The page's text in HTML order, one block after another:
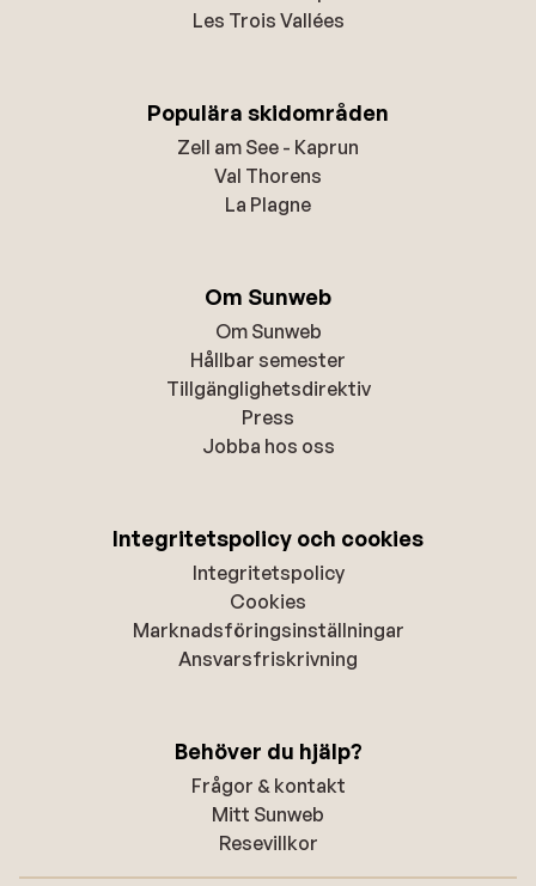
Les Trois Vallées
Populära skidområden
Zell am See - Kaprun
Val Thorens
La Plagne
Om Sunweb
Om Sunweb
Hållbar semester
Tillgänglighetsdirektiv
Press
Jobba hos oss
Integritetspolicy och cookies
Integritetspolicy
Cookies
Marknadsföringsinställningar
Ansvarsfriskrivning
Behöver du hjälp?
Frågor & kontakt
Mitt Sunweb
Resevillkor